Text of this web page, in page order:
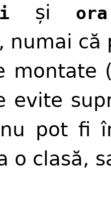
și ora
numai
montate
evite
pot fi
o clasă,